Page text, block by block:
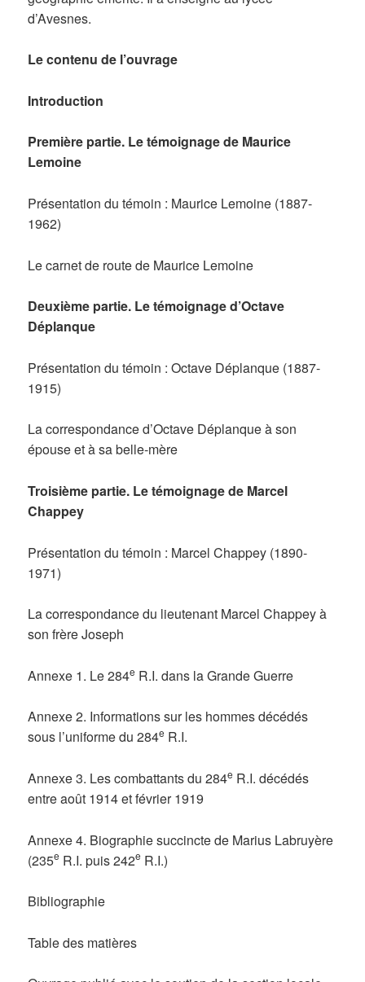
d’Avesnes.
Le contenu de l’ouvrage
Introduction
Première partie. Le témoignage de Maurice
Lemoine
Présentation du témoin : Maurice Lemoine (1887-
1962)
Le carnet de route de Maurice Lemoine
Deuxième partie. Le témoignage d’Octave
Déplanque
Présentation du témoin : Octave Déplanque (1887-
1915)
La correspondance d’Octave Déplanque à son
épouse et à sa belle-mère
Troisième partie. Le témoignage de Marcel
Chappey
Présentation du témoin : Marcel Chappey (1890-
1971)
La correspondance du lieutenant Marcel Chappey à
son frère Joseph
Annexe 1. Le 284e R.I. dans la Grande Guerre
Annexe 2. Informations sur les hommes décédés
sous l’uniforme du 284e R.I.
Annexe 3. Les combattants du 284e R.I. décédés
entre août 1914 et février 1919
Annexe 4. Biographie succincte de Marius Labruyère
(235e R.I. puis 242e R.I.)
Bibliographie
Table des matières